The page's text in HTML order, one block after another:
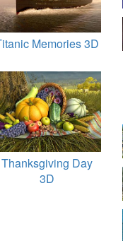
Memories 3D
Thanksgiving Day
3D